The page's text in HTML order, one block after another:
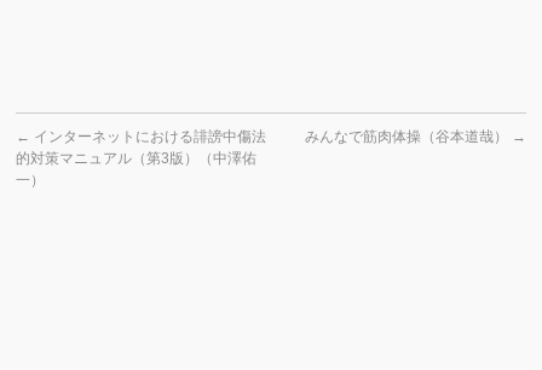
← インターネットにおける誹謗中傷法
的対策マニュアル（第3版）（中澤佑
一）
みんなで筋肉体操（谷本道哉） →